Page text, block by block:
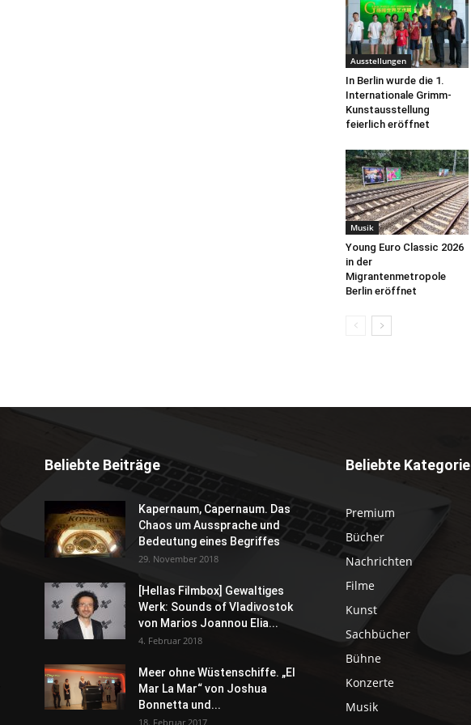
Ausstellungen
In Berlin wurde die 1.
Internationale Grimm-
Kunstausstellung
feierlich eröffnet
Musik
Young Euro Classic 2026
in der
Migrantenmetropole
Berlin eröffnet
Beliebte Beiträge
Kapernaum, Capernaum. Das
Chaos um Aussprache und
Bedeutung eines Begriffes
29. November 2018
[Hellas Filmbox] Gewaltiges
Werk: Sounds of Vladivostok
von Marios Joannou Elia...
4. Februar 2018
Meer ohne Wüstenschiffe. „El
Mar La Mar“ von Joshua
Bonnetta und...
18. Februar 2017
Beliebte Kategorie
Premium
Bücher
Nachrichten
Filme
Kunst
Sachbücher
Bühne
Konzerte
Musik